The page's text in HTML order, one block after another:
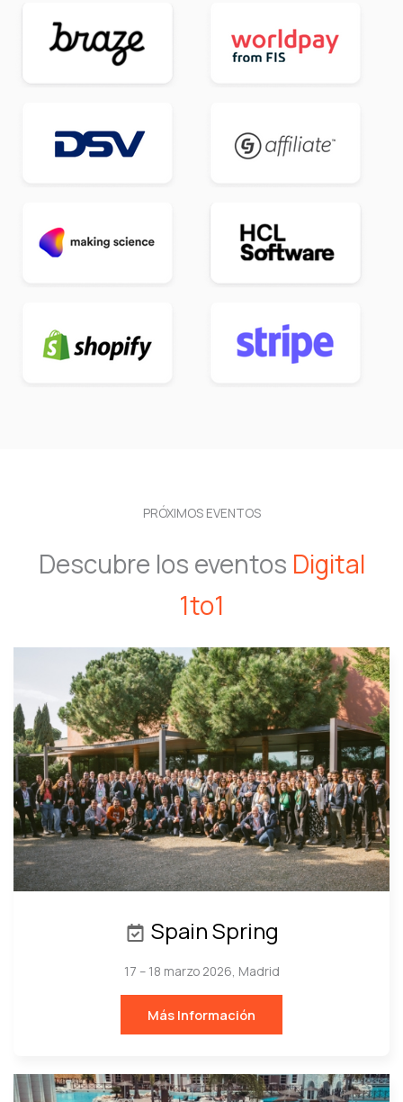
PRÓXIMOS EVENTOS
Descubre los eventos Digital
1to1
Spain Spring
17 – 18 marzo 2026, Madrid
Más Información